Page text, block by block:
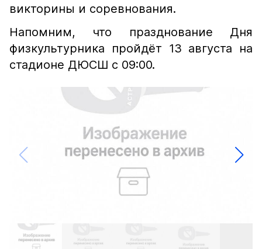
викторины и соревнования.
Напомним, что празднование Дня
физкультурника пройдёт 13 августа на
стадионе ДЮСШ с 09:00.